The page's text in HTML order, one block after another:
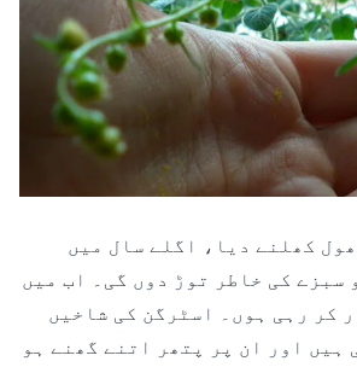
کھلنے دیا، اگلے سال میں
سبزے کی خاطر توڑ دوں گی۔ اب میں
کر رہی ہوں۔ اسٹرگن کی شاخیں
ہیں اور ان پر پتھر اتنے گھنے ہو